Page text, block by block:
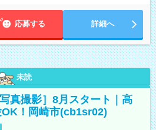
応募する 詳細へ
未読
真撮影］8月スタート｜高
！岡崎市(cb1sr02)